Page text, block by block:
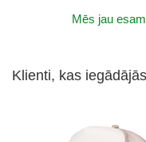
Mēs jau
Klienti, kas